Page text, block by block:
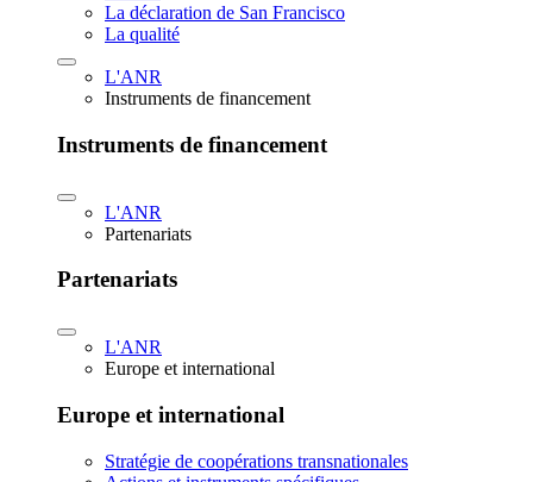
La déclaration de San Francisco
La qualité
L'ANR
Instruments de financement
Instruments de financement
L'ANR
Partenariats
Partenariats
L'ANR
Europe et international
Europe et international
Stratégie de coopérations transnationales